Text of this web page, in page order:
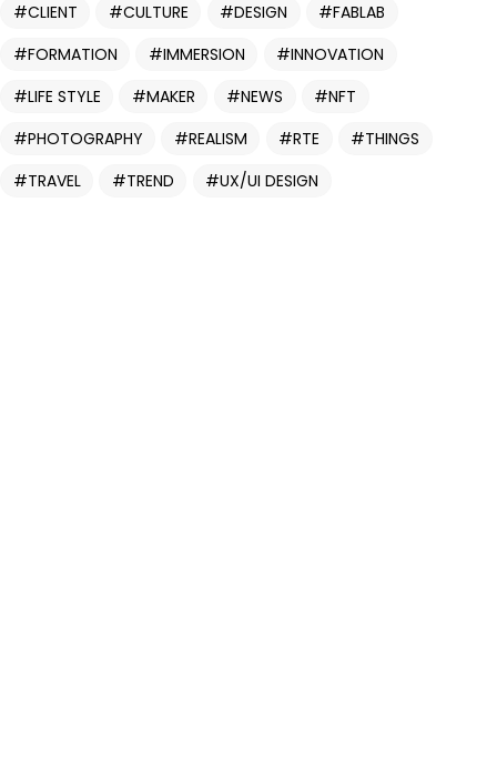
CLIENT CULTURE DESIGN
FABLAB
FORMATION
IMMERSION
INNOVATION
LIFE STYLE
MAKER NEWS
NFT
PHOTOGRAPHY
REALISM RTE
THINGS
TRAVEL
TREND UX/UI DESIGN
Vous avez
UN PROJET
EN TÊTE ?